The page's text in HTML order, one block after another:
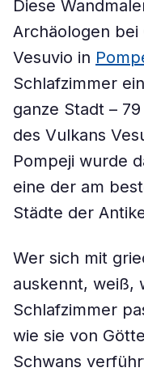
Diese
Archäologen bei
Vesuvio in
Schlafzimmer
ganze Stadt –
des Vulkans
Pompeji wurde
eine der am
Städte der
Wer sich mit
auskennt, weiß,
Schlafzimmer
wie sie von
Schwans